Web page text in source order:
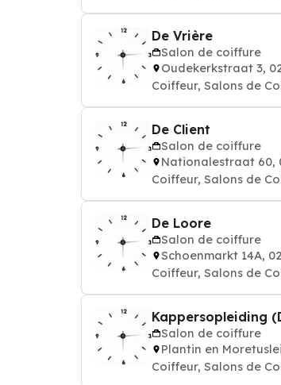
De Vrière
Salon de coiffure
Oudekerkstraat 3,
Coiffeur, Salons de
De Client
Salon de coiffure
Nationalestraat 60,
Coiffeur, Salons de
De Loore
Salon de coiffure
Schoenmarkt 14A,
Coiffeur, Salons de
Kappersopleiding
Salon de coiffure
Plantin en
Coiffeur, Salons de